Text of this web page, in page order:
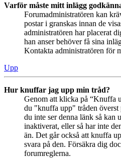
Varför måste mitt inlägg
Forumadministratören kan
postar i granskas innan de
administratören har placerat
han anser behöver få sina
Kontakta administratören för
Upp
Hur knuffar jag upp min tråd?
Genom att klicka på “Knuffa
du "knuffa upp" tråden överst
du inte ser denna länk så kan
inaktiverat, eller så har inte
än. Det går också att knuffa
svara på den. Försäkra dig
forumreglerna.